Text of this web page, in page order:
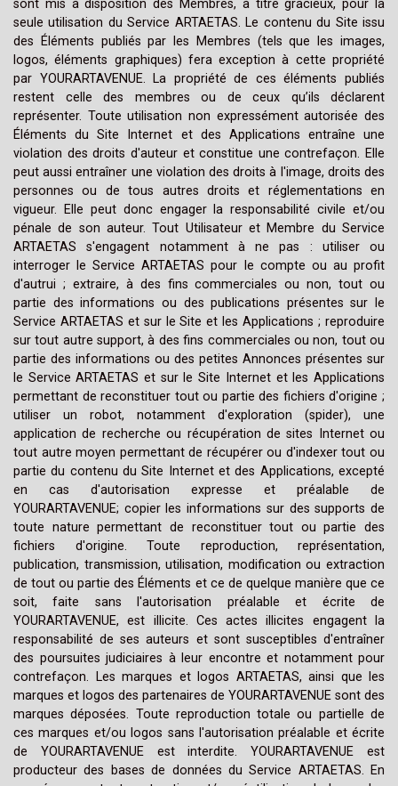
sont mis à disposition des Membres, à titre gracieux, pour la
seule utilisation du Service ARTAETAS. Le contenu du Site issu
des Éléments publiés par les Membres (tels que les images,
logos, éléments graphiques) fera exception à cette propriété
par YOURARTAVENUE. La propriété de ces éléments publiés
restent celle des membres ou de ceux qu’ils déclarent
représenter. Toute utilisation non expressément autorisée des
Éléments du Site Internet et des Applications entraîne une
violation des droits d'auteur et constitue une contrefaçon. Elle
peut aussi entraîner une violation des droits à l'image, droits des
personnes ou de tous autres droits et réglementations en
vigueur. Elle peut donc engager la responsabilité civile et/ou
pénale de son auteur. Tout Utilisateur et Membre du Service
ARTAETAS s'engagent notamment à ne pas : utiliser ou
interroger le Service ARTAETAS pour le compte ou au profit
d'autrui ; extraire, à des fins commerciales ou non, tout ou
partie des informations ou des publications présentes sur le
Service ARTAETAS et sur le Site et les Applications ; reproduire
sur tout autre support, à des fins commerciales ou non, tout ou
partie des informations ou des petites Annonces présentes sur
le Service ARTAETAS et sur le Site Internet et les Applications
permettant de reconstituer tout ou partie des fichiers d'origine ;
utiliser un robot, notamment d'exploration (spider), une
application de recherche ou récupération de sites Internet ou
tout autre moyen permettant de récupérer ou d'indexer tout ou
partie du contenu du Site Internet et des Applications, excepté
en cas d'autorisation expresse et préalable de
YOURARTAVENUE; copier les informations sur des supports de
toute nature permettant de reconstituer tout ou partie des
fichiers d'origine. Toute reproduction, représentation,
publication, transmission, utilisation, modification ou extraction
de tout ou partie des Éléments et ce de quelque manière que ce
soit, faite sans l'autorisation préalable et écrite de
YOURARTAVENUE, est illicite. Ces actes illicites engagent la
responsabilité de ses auteurs et sont susceptibles d'entraîner
des poursuites judiciaires à leur encontre et notamment pour
contrefaçon. Les marques et logos ARTAETAS, ainsi que les
marques et logos des partenaires de YOURARTAVENUE sont des
marques déposées. Toute reproduction totale ou partielle de
ces marques et/ou logos sans l'autorisation préalable et écrite
de YOURARTAVENUE est interdite. YOURARTAVENUE est
producteur des bases de données du Service ARTAETAS. En